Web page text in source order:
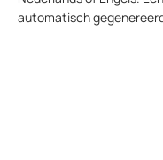
automatisch